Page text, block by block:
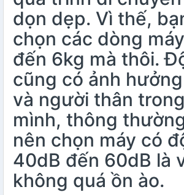
dọn dẹp. Vì thế,
chọn các dòng
đến 6kg mà thôi.
cũng có ảnh
và người thân
mình, thông
nên chọn máy có
40dB đến 60dB là
không quá ồn ào.